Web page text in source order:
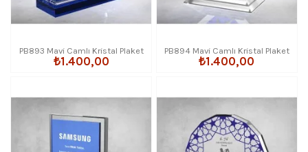
PB893 Mavi Camlı Kristal Plaket
₺1.400,00
PB894 Mavi Camlı Kristal Plaket
₺1.400,00